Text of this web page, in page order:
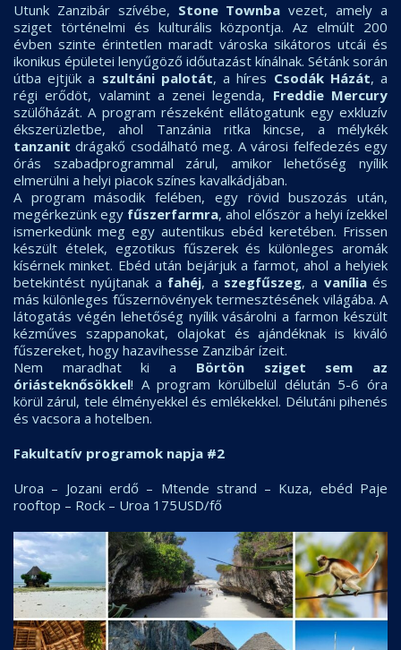
Utunk Zanzibár szívébe, Stone Townba vezet, amely a
sziget történelmi és kulturális központja. Az elmúlt 200
évben szinte érintetlen maradt városka sikátoros utcái és
ikonikus épületei lenyűgöző időutazást kínálnak. Sétánk során
útba ejtjük a szultáni palotát, a híres Csodák Házát, a
régi erődöt, valamint a zenei legenda, Freddie Mercury
szülőházát. A program részeként ellátogatunk egy exkluzív
ékszerüzletbe, ahol Tanzánia ritka kincse, a mélykék
tanzanit drágakő csodálható meg. A városi felfedezés egy
órás szabadprogrammal zárul, amikor lehetőség nyílik
elmerülni a helyi piacok színes kavalkádjában.
A program második felében, egy rövid buszozás után,
megérkezünk egy fűszerfarmra, ahol először a helyi ízekkel
ismerkedünk meg egy autentikus ebéd keretében. Frissen
készült ételek, egzotikus fűszerek és különleges aromák
kísérnek minket. Ebéd után bejárjuk a farmot, ahol a helyiek
betekintést nyújtanak a fahéj, a szegfűszeg, a vaníliaés
más különleges fűszernövények termesztésének világába. A
látogatás végén lehetőség nyílik vásárolni a farmon készült
kézműves szappanokat, olajokat és ajándéknak is kiváló
fűszereket, hogy hazavihesse Zanzibár ízeit.
Nem maradhat ki a Börtön sziget sem az
óriásteknősökkel! A program körülbelül délután 5-6 óra
körül zárul, tele élményekkel és emlékekkel. Délutáni pihenés
és vacsora a hotelben.
Fakultatív programok napja #2
Uroa – Jozani erdő – Mtende strand – Kuza, ebéd Paje
rooftop – Rock – Uroa 175USD/fő